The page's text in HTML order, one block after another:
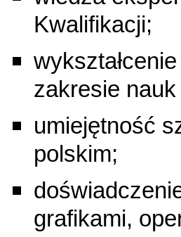
Kwalifikacji;
zakresie
umiejętność
polskim;
grafikami,